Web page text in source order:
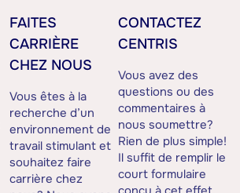
FAITES
CARRIÈRE
CHEZ NOUS
Vous êtes à la
recherche d’un
environnement de
travail stimulant et
souhaitez faire
carrière chez
CONTACTEZ
CENTRIS
Vous avez des
questions ou des
commentaires à
nous soumettre?
Rien de plus simple!
Il suffit de remplir le
court formulaire